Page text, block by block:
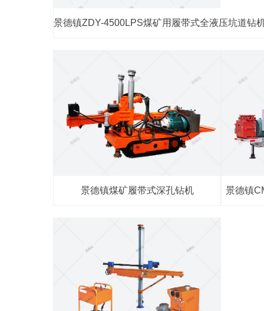
景德镇ZDY-4500LPS煤矿用履带式全液压坑道钻
景德镇煤矿履带式深孔钻机 景德镇